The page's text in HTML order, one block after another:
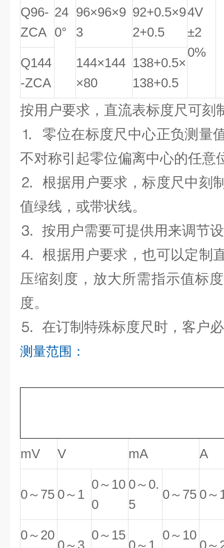
24
0°
4V
±2
0%
Q96-
ZCA
96×96×9
3
92+0.5×9
2+0.5
Q144
-ZCA
144×144
×80
138+0.5×
138+0.5
按用户要求，直流表标度尺可刻
⒈ 零位在标度尺中心正负测量
不对称引起零位偏离中心的任意
⒉ 根据用户要求，标度尺中刻
值绿线，或带状线。
⒊ 按用户需要可提供用来调节
⒋ 根据用户要求，也可以定制
压缩刻度，放大所需指示值标
度。
⒌ 在订制特殊标度尺时，客户
测量范围：
mV V mA A
0～75 0～1
0～10
0
0～0.
5
0～75 0～
0～20
0～3
0～15
0～1
0～10
0～